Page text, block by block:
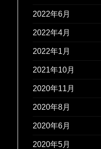
2022年6月
2022年4月
2022年1月
2021年10月
2020年11月
2020年8月
2020年6月
2020年5月